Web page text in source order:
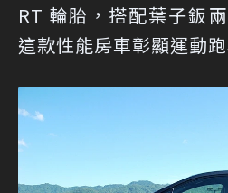
RT 輪胎，搭配葉子鈑
這款性能房車彰顯運動跑